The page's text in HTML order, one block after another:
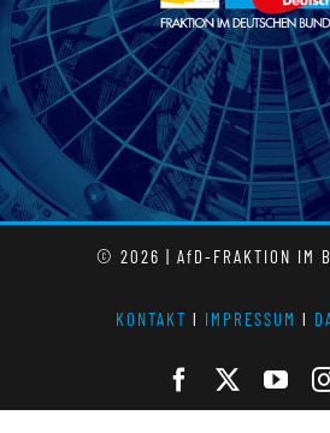
© 2026 | AfD-FRAKTION IM
KONTAKT l IMPRESSUM l